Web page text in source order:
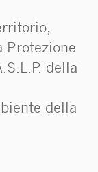
Protezione
della
della